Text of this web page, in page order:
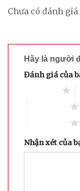
Chưa có đánh giá
Hãy là người
Đánh giá của
Nhận xét của